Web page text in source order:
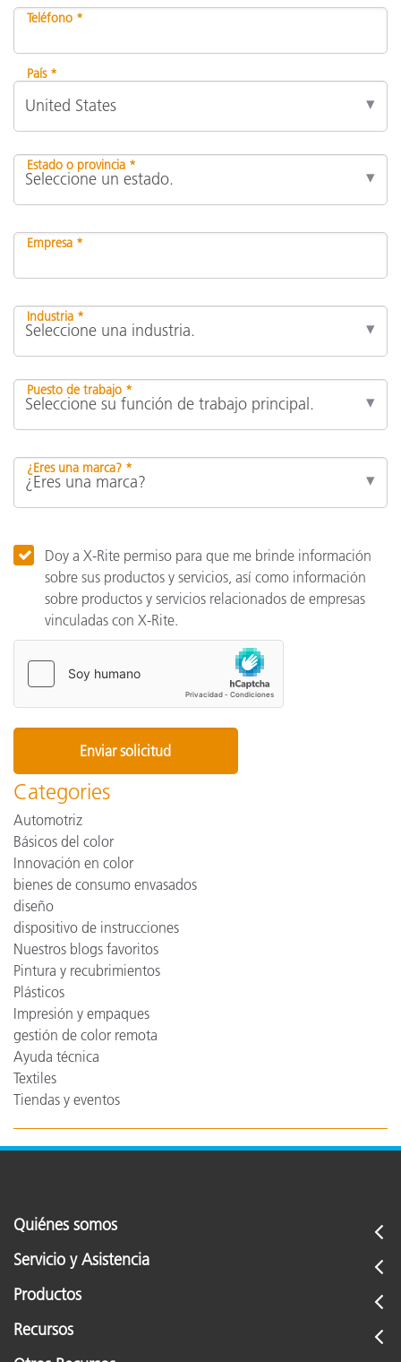
Teléfono *
País *
Estado o provincia *
Empresa *
Industria *
Puesto de trabajo *
¿Eres una marca? *
Doy a X-Rite permiso para que me brinde información
sobre sus productos y servicios, así como información
sobre productos y servicios relacionados de empresas
vinculadas con X-Rite.
Categories
Automotriz
Básicos del color
Innovación en color
bienes de consumo envasados
diseño
dispositivo de instrucciones
Nuestros blogs favoritos
Pintura y recubrimientos
Plásticos
Impresión y empaques
gestión de color remota
Ayuda técnica
Textiles
Tiendas y eventos
Quiénes somos
Servicio y Asistencia
Productos
Recursos